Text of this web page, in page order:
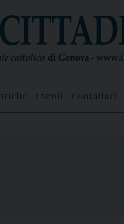
Eventi Contattaci